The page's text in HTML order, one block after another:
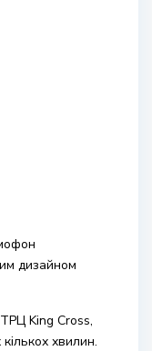
дизайном
King Cross,
хвилин.